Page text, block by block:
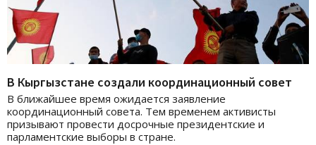
В Кыргызстане создали координационный совет
В ближайшее время ожидается заявление
координационный совета. Тем временем активисты
призывают провести досрочные президентские и
парламентские выборы в стране.